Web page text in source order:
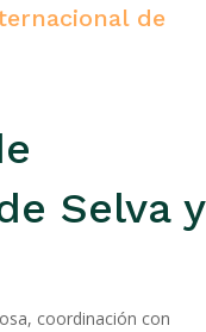
de
Selva y
coordinación con